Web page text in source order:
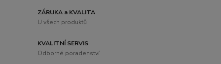
ZÁRUKA a KVALITA
U všech produktů
KVALITNÍ SERVIS
Odborné poradenství